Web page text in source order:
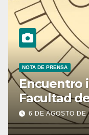
NOTA DE PRENSA
Encuentro
Facultad
Ministerio
Tecnología
6 DE AGOSTO